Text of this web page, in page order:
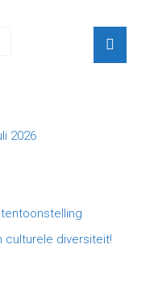
2026
culturele diversiteit!